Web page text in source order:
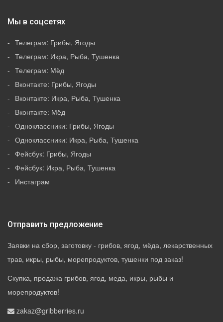
Мы в соцсетях
Телеграм: Грибы, Ягоды
Телеграм: Икра, Рыба, Тушенка
Телеграм: Мёд
Вконтакте: Грибы, Ягоды
Вконтакте: Икра, Рыба, Тушенка
Вконтакте: Мёд
Одноклассники: Грибы, Ягоды
Одноклассники: Икра, Рыба, Тушенка
Фейсбук: Грибы, Ягоды
Фейсбук: Икра, Рыба, Тушенка
Инстаграм
Отправить предложение
Заявки на сбор, заготовку - грибов, ягод, мёда, лекарственных
трав, икры, рыбы, морепродуктов, тушенки под заказ!
Скупка, продажа грибов, ягод, меда, икры, рыбы и
морепродуктов!
zakaz@gribberries.ru